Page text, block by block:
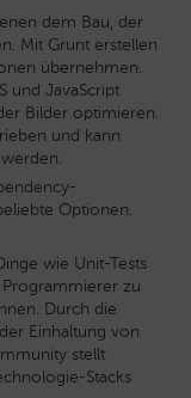
dem Bau, der
Mit Grunt erstellen
übernehmen.
und JavaScript
Bilder optimieren.
und kann
Optionen.
wie Unit-Tests
zu
Durch die
Einhaltung von
stellt
Stacks